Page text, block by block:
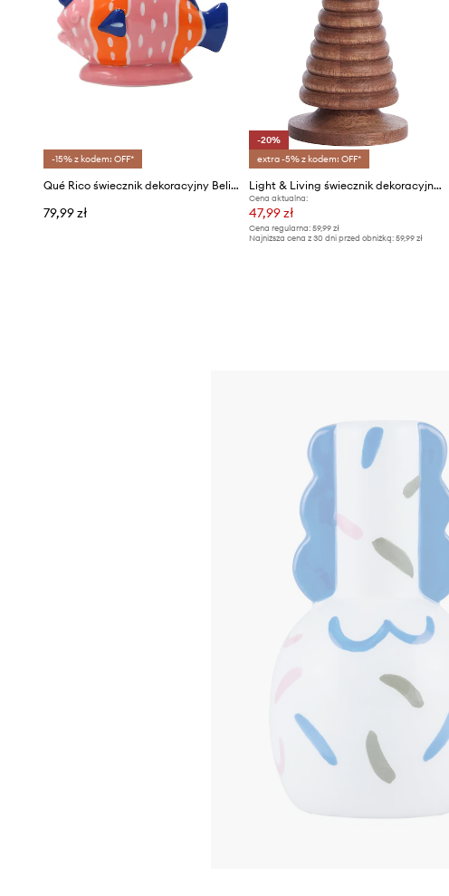
-15% z kodem: OFF*
Qué Rico świecznik dekoracyjny Belinda 14 x 6 x 10,5 cm
79,99 zł
-20%
extra -5% z kodem: OFF*
Light & Living świecznik dekoracyjny Amola
Cena aktualna:
47,99 zł
Cena regularna:59,99 zł
Najniższa cena z 30 dni przed obniżką:59,99 zł